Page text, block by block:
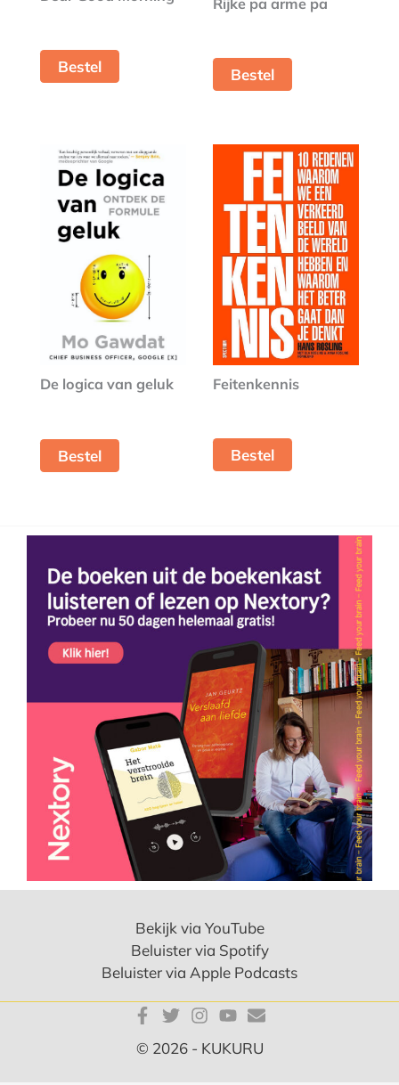
Bestel
Rijke pa arme pa
Bestel
De logica van geluk
Bestel
Feitenkennis
Bestel
Bekijk via YouTube
Beluister via Spotify
Beluister via Apple Podcasts
© 2026 - KUKURU